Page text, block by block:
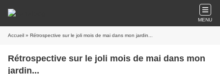
MENU
Accueil » Rétrospective sur le joli mois de mai dans mon jardin...
Rétrospective sur le joli mois de mai dans mon
jardin...